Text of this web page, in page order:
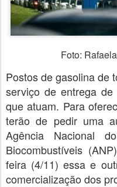
Foto:
Postos de gasolina de
serviço de entrega
que atuam. Para
terão de pedir uma
Agência Nacional
Biocombustíveis
feira (4/11) essa e
comercialização dos